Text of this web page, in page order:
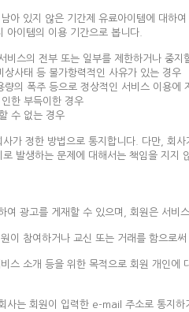
아 있지 않은 기간제 유료아이템에 대하
아이템의 이용 기간으로 봅니다.
비스의 전부 또는 일부를 제한하거나 중지
사태 등 불가항력적인 사유가 있는 경우
의 폭주 등으로 정상적인 서비스 이용에
한 부득이한 경우
수 없는 경우
가 정한 방법으로 통지합니다. 다만, 회
발생하는 문제에 대해서는 책임을 지지
여 광고를 게재할 수 있으며, 회원은 서비
이 참여하거나 교신 또는 거래를 함으로
스 소개 등을 위한 목적으로 회원 개인
사는 회원이 입력한 e-mail 주소로 통지